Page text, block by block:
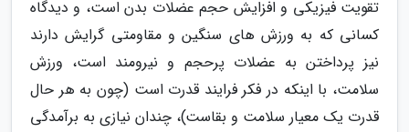
تقویت فیزیکی و افزایش حجم عضلات بدن است، و دیدگاه
کسانی که به ورزش های سنگین و مقاومتی گرایش دارند
نیز پرداختن به عضلات پرحجم و نیرومند است، ورزش
سلامت، با اینکه در فکر فرایند قدرت است (چون به هر حال
قدرت یک معیار سلامت و بقاست)، چندان نیازی به برآمدگی